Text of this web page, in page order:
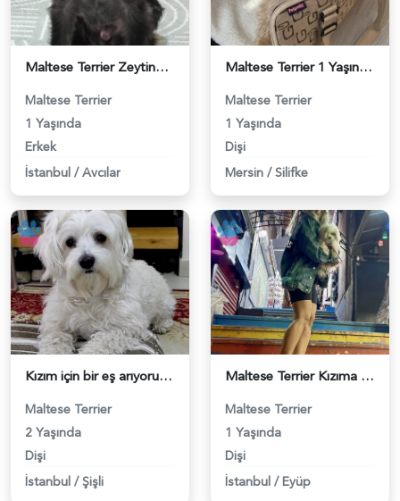
Maltese Terrier Zeytinbeye dişi ariyoruz - 118984208
Maltese Terrier
1 Yaşında
Erkek
İstanbul / Avcılar
Maltese Terrier 1 Yaşında Dişi Kızgınlıkta - 118984087
Maltese Terrier
1 Yaşında
Dişi
Mersin / Silifke
Kızım için bir eş arıyorum - 118984084
Maltese Terrier
2 Yaşında
Dişi
İstanbul / Şişli
Maltese Terrier Kızıma Tatlış Eş Arıyoruz - 118984022
Maltese Terrier
1 Yaşında
Dişi
İstanbul / Eyüp